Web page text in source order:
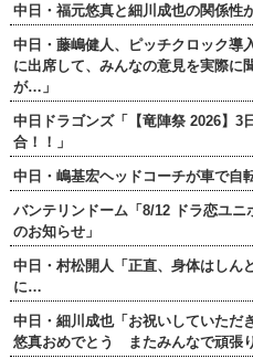
中日・福元悠真と細川成也の関係性
中日・藤嶋健人、ピッチクロック導
に出席して、みんなの意見を実際に
が…」
中日ドラゴンズ「【竜陣祭 2026】3
合！！」
中日・嶋基宏ヘッドコーチが車で自
バンテリンドーム「8/12 ドラ恋ユ
のお知らせ」
中日・村松開人「正直、身体はし
に…
中日・細川成也「お祝いしていた
悠真おめでとう またみんなで頑張